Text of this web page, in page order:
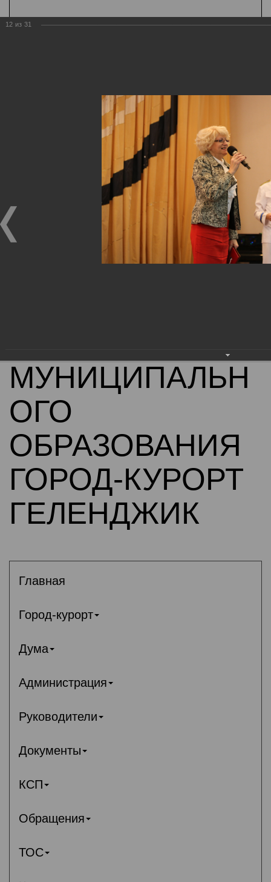
А
Ц Ц
Дополнительно
МУНИЦИПАЛЬН
ОГО
ОБРАЗОВАНИЯ
ГОРОД-КУРОРТ
ГЕЛЕНДЖИК
Главная
Город-курорт
Дума
Администрация
Руководители
Документы
КСП
Обращения
ТОС
12 из 31